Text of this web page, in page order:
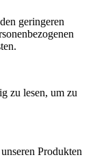
geringeren
zu lesen, um zu
Produkten